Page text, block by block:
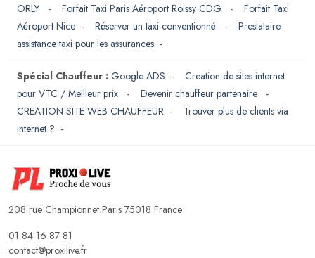
ORLY
- Forfait Taxi Paris Aéroport Roissy CDG - Forfait Taxi
Aéroport Nice - Réserver un taxi conventionné - Prestataire
assistance taxi pour les assurances -
Spécial Chauffeur : Google ADS - Creation de sites internet
pour VTC / Meilleur prix
- Devenir chauffeur partenaire
-
CREATION SITE WEB CHAUFFEUR - Trouver plus de clients via
internet ? -
208 rue Championnet Paris 75018 France
01 84 16 87 81
contact@proxilive.fr